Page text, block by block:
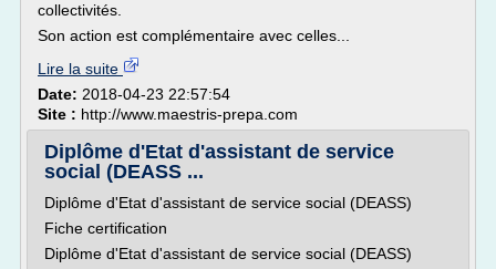
collectivités.
Son action est complémentaire avec celles...
Lire la suite
Date: 2018-04-23 22:57:54
Site : http://www.maestris-prepa.com
Diplôme d'Etat d'assistant de service
social (DEASS ...
Diplôme d'Etat d'assistant de service social (DEASS)
Fiche certification
Diplôme d'Etat d'assistant de service social (DEASS)